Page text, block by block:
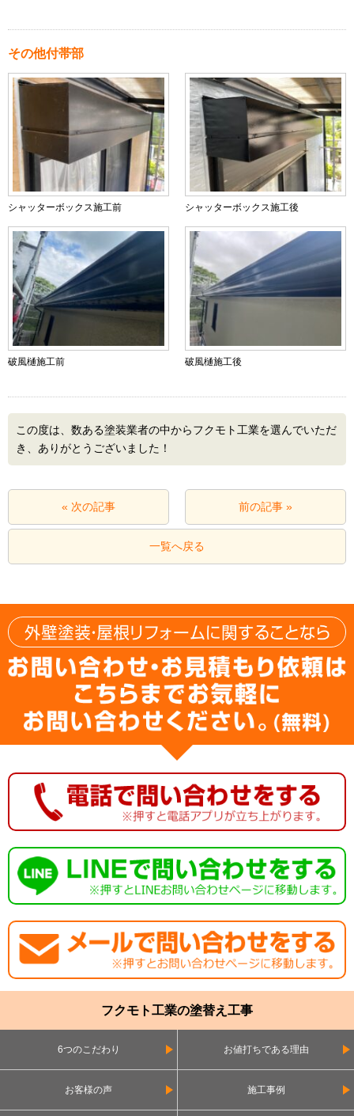
その他付帯部
シャッターボックス施工前 シャッターボックス施工後
破風樋施工前 破風樋施工後
この度は、数ある塗装業者の中からフクモト工業を選んでいただ
き、ありがとうございました！
« 次の記事 前の記事 »
一覧へ戻る
フクモト工業の塗替え工事
6つのこだわり お値打ちである理由
お客様の声 施工事例